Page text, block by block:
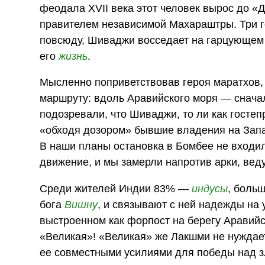
феодала XVII века этот человек вырос до
правителем независимой Махараштры. Три
повсюду, Шиваджи восседает на
егожизнь.
Мысленно поприветствовав героя
маршруту: вдоль Аравийского моря —
подозревали, что Шиваджи, то ли как
«обходя дозором» бывшие владения на
В наши планы остановка в Бомбее не
движение, и мы замерли напротив арки,
Среди жителей Индии 83% —индусы,
богаВишну, и связывают с ней надежды на
выстроенном как форпост на берегу
«Великая»! «Великая» же Лакшми не
ее совместными усилиями для победы над